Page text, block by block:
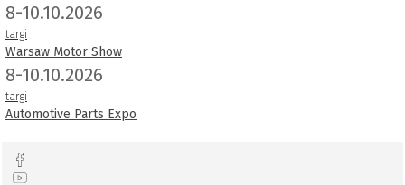
8-10.10.2026
targi
Warsaw Motor Show
8-10.10.2026
targi
Automotive Parts Expo